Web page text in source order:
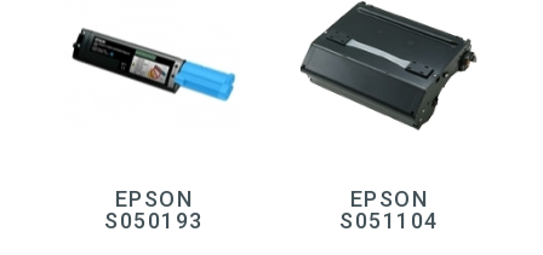
EPSON
S050193
EPSON
S051104